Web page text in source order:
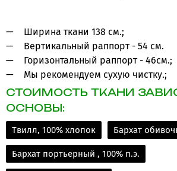
Ширина ткани 138 см.;
Вертикальный раппорт - 54 см.
Горизонтальный раппорт - 46см.;
Мы рекомендуем сухую чистку.;
СТОИМОСТЬ ТКАНИ
ОСНОВЫ:
Твилл, 100% хлопок Бархат
Бархат портьерный , 100% п.э.